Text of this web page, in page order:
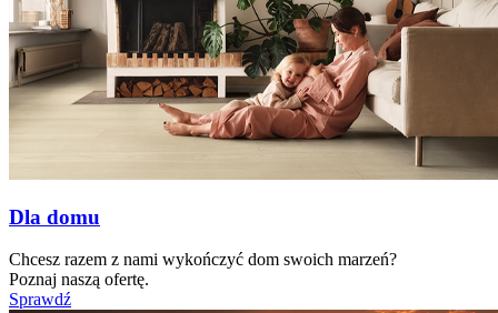
Dla domu
Chcesz razem z nami wykończyć dom swoich marzeń?
Poznaj naszą ofertę.
Sprawdź